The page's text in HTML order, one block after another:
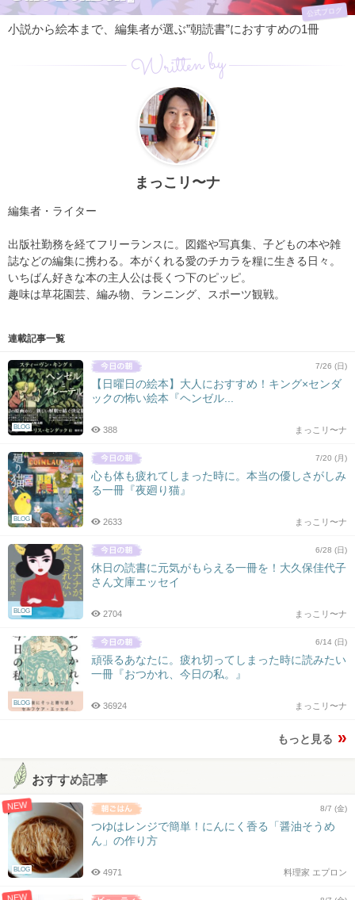
公式ブログ
小説から絵本まで、編集者が選ぶ”朝読書”におすすめの1冊
Written by
まっこリ〜ナ
編集者・ライター
出版社勤務を経てフリーランスに。図鑑や写真集、子どもの本や雑
誌などの編集に携わる。本がくれる愛のチカラを糧に生きる日々。
いちばん好きな本の主人公は長くつ下のピッピ。
趣味は草花園芸、編み物、ランニング、スポーツ観戦。
連載記事一覧
BLOG
7/26 (日)
【日曜日の絵本】大人におすすめ！キング×センダ
ックの怖い絵本『ヘンゼル...
まっこリ〜ナ
388
BLOG
7/20 (月)
心も体も疲れてしまった時に。本当の優しさがしみ
る一冊『夜廻り猫』
まっこリ〜ナ
2633
BLOG
6/28 (日)
休日の読書に元気がもらえる一冊を！大久保佳代子
さん文庫エッセイ
まっこリ〜ナ
2704
BLOG
6/14 (日)
頑張るあなたに。疲れ切ってしまった時に読みたい
一冊『おつかれ、今日の私。』
まっこリ〜ナ
36924
もっと見る
おすすめ記事
NEW
BLOG
8/7 (金)
つゆはレンジで簡単！にんにく香る「醤油そうめ
ん」の作り方
料理家 エプロン
4971
NEW